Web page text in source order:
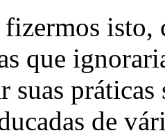
fizermos
que
suas práticas
de